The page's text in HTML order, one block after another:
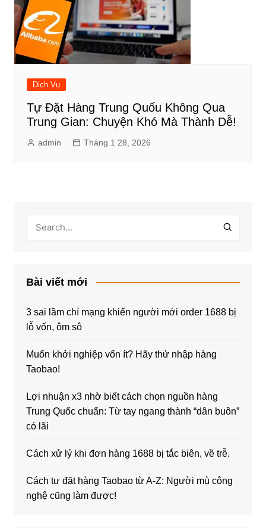
Dịch Vụ
Tự Đặt Hàng Trung Quốu Không Qua
Trung Gian: Chuyện Khó Mà Thành Dễ!
admin Tháng 1 28, 2026
Bài viết mới
3 sai lầm chí mạng khiến người mới order 1688 bị
lỗ vốn, ôm sô
Muốn khởi nghiệp vốn ít? Hãy thử nhập hàng
Taobao!
Lợi nhuận x3 nhờ biết cách chọn nguồn hàng
Trung Quốc chuẩn: Từ tay ngang thành “dân buôn”
có lãi
Cách xử lý khi đơn hàng 1688 bị tắc biên, về trễ.
Cách tự đặt hàng Taobao từ A-Z: Người mù công
nghệ cũng làm được!